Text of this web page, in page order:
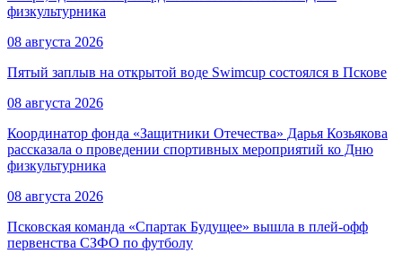
физкультурника
08 августа 2026
Пятый заплыв на открытой воде Swimcup состоялся в Пскове
08 августа 2026
Координатор фонда «Защитники Отечества» Дарья Козьякова
рассказала о проведении спортивных мероприятий ко Дню
физкультурника
08 августа 2026
Псковская команда «Спартак Будущее» вышла в плей-офф
первенства СЗФО по футболу